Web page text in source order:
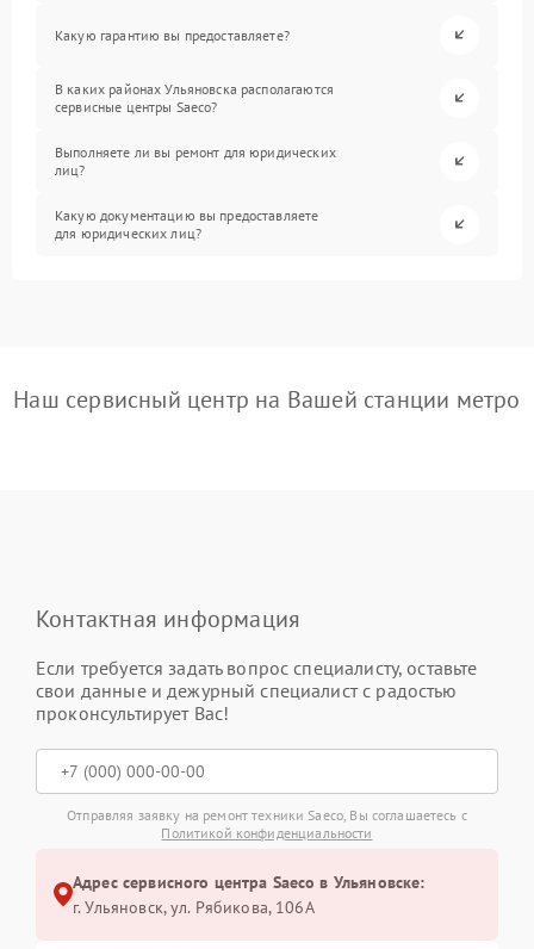
Какую гарантию вы предоставляете?
В каких районах Ульяновска располагаются
сервисные центры Saeco?
Выполняете ли вы ремонт для юридических
лиц?
Какую документацию вы предоставляете
для юридических лиц?
Наш сервисный центр на Вашей станции метро
Контактная информация
Если требуется задать вопрос специалисту, оставьте
свои данные и дежурный специалист с радостью
проконсультирует Вас!
Отправляя заявку на ремонт техники Saeco, Вы соглашаетесь с
Политикой конфиденциальности
Адрес сервисного центра Saeco в Ульяновске:
г. Ульяновск, ул. Рябикова, 106А